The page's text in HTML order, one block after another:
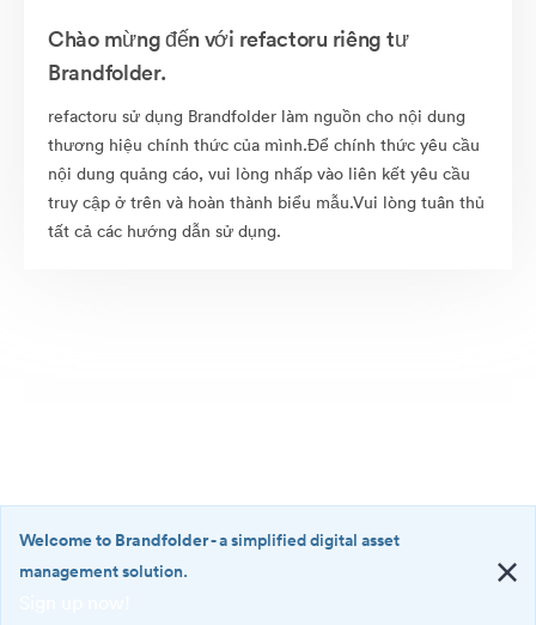
Chào mừng đến với refactoru riêng tư
Brandfolder.
refactoru sử dụng Brandfolder làm nguồn cho nội dung
thương hiệu chính thức của mình.Để chính thức yêu cầu
nội dung quảng cáo, vui lòng nhấp vào liên kết yêu cầu
truy cập ở trên và hoàn thành biểu mẫu.Vui lòng tuân thủ
tất cả các hướng dẫn sử dụng.
Welcome to Brandfolder- a simplified digital asset
management solution.